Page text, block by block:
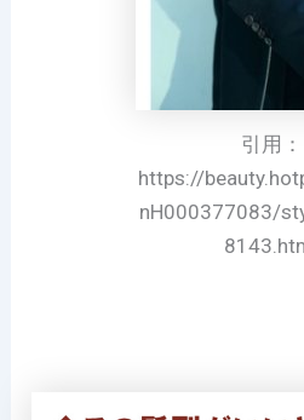
引用：
https://
nH000377083/